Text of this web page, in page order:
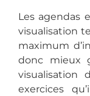
Les agendas
visualisation
maximum
donc mieux
visualisation
exercices